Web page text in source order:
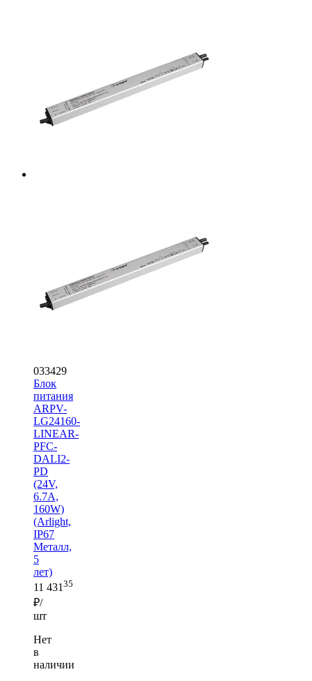
033429
Блок
питания
ARPV-
LG24160-
LINEAR-
PFC-
DALI2-
PD
(24V,
6.7A,
160W)
(Arlight,
IP67
Металл,
5
лет)
11 43135
₽/
шт
Нет
в
наличии